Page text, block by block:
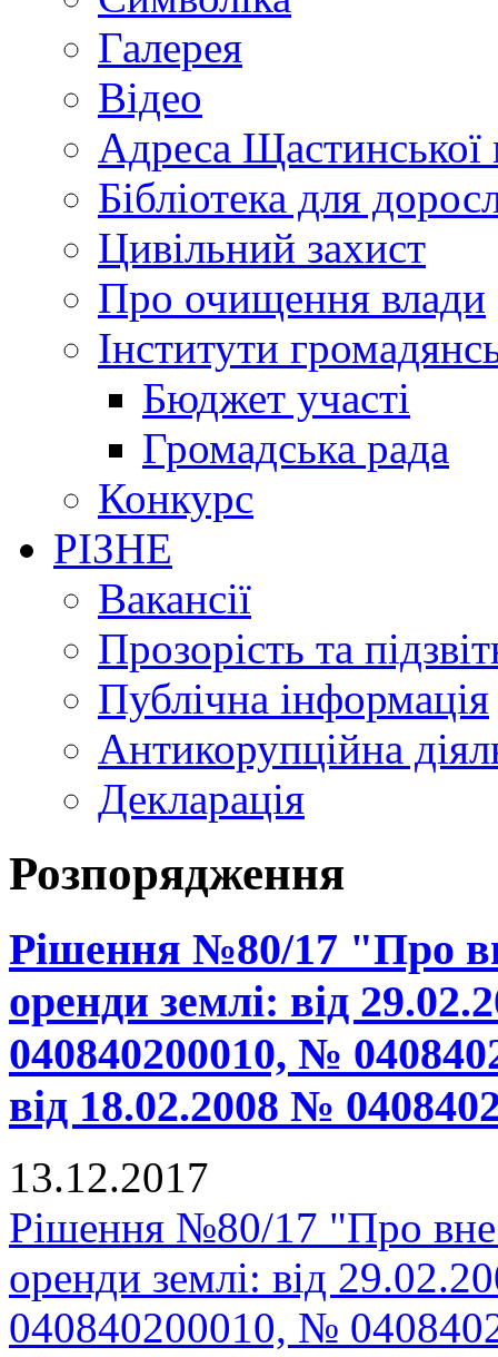
Галерея
Відео
Адреса Щастинської
Бібліотека для
Цивільний захист
Про очищення влади
Інститути
Бюджет участі
Громадська рада
Конкурс
РІЗНЕ
Вакансії
Прозорість та
Публічна інформація
Антикорупційна
Декларація
Розпорядження
Рішення №80/17 "Про
оренди землі: від
040840200010, №
від 18.02.2008 №
13.12.2017
Рішення №80/17 "Про
оренди землі: від
040840200010, №